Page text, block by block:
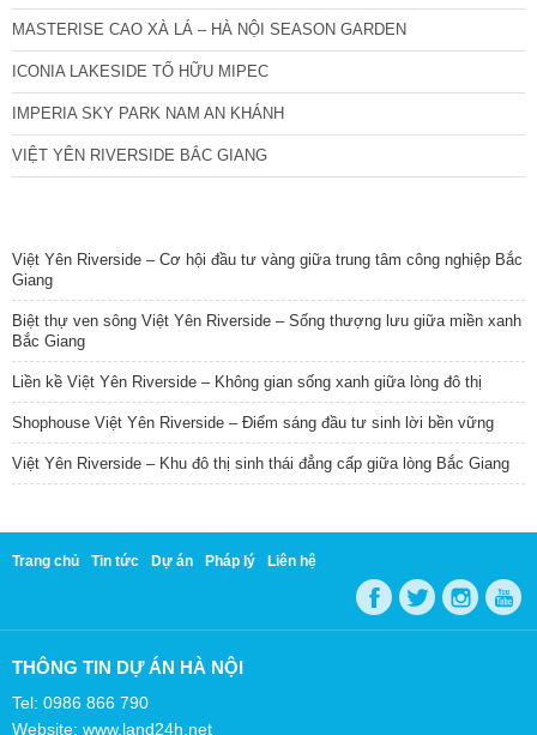
MASTERISE CAO XÀ LÁ – HÀ NỘI SEASON GARDEN
ICONIA LAKESIDE TỐ HỮU MIPEC
IMPERIA SKY PARK NAM AN KHÁNH
VIỆT YÊN RIVERSIDE BẮC GIANG
Việt Yên Riverside – Cơ hội đầu tư vàng giữa trung tâm công nghiệp Bắc
Giang
Biệt thự ven sông Việt Yên Riverside – Sống thượng lưu giữa miền xanh
Bắc Giang
Liền kề Việt Yên Riverside – Không gian sống xanh giữa lòng đô thị
Shophouse Việt Yên Riverside – Điểm sáng đầu tư sinh lời bền vững
Việt Yên Riverside – Khu đô thị sinh thái đẳng cấp giữa lòng Bắc Giang
Trang chủ Tin tức Dự án Pháp lý Liên hệ
THÔNG TIN DỰ ÁN HÀ NỘI
Tel: 0986 866 790
Website: www.land24h.net